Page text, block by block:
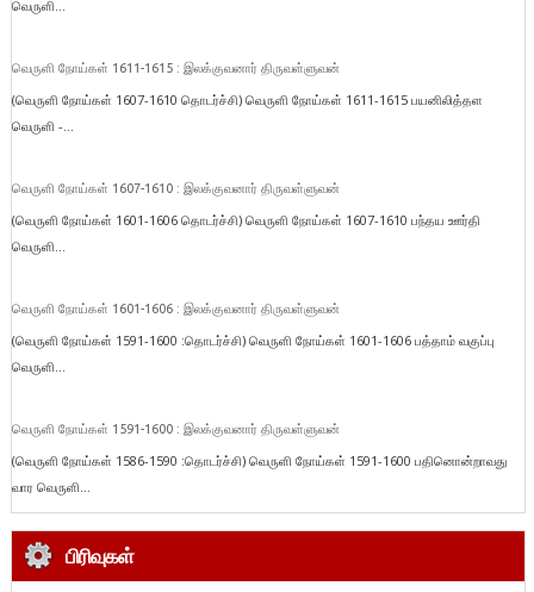
வெருளி...
வெருளி நோய்கள் 1611-1615 : இலக்குவனார் திருவள்ளுவன்
(வெருளி நோய்கள் 1607-1610 தொடர்ச்சி) வெருளி நோய்கள் 1611-1615 பயனிலித்தள
வெருளி -...
வெருளி நோய்கள் 1607-1610 : இலக்குவனார் திருவள்ளுவன்
(வெருளி நோய்கள் 1601-1606 தொடர்ச்சி) வெருளி நோய்கள் 1607-1610 பந்தய ஊர்தி
வெருளி...
வெருளி நோய்கள் 1601-1606 : இலக்குவனார் திருவள்ளுவன்
(வெருளி நோய்கள் 1591-1600 :தொடர்ச்சி) வெருளி நோய்கள் 1601-1606 பத்தாம் வகுப்பு
வெருளி...
வெருளி நோய்கள் 1591-1600 : இலக்குவனார் திருவள்ளுவன்
(வெருளி நோய்கள் 1586-1590 :தொடர்ச்சி) வெருளி நோய்கள் 1591-1600 பதினொன்றாவது
வார வெருளி...
பிரிவுகள்